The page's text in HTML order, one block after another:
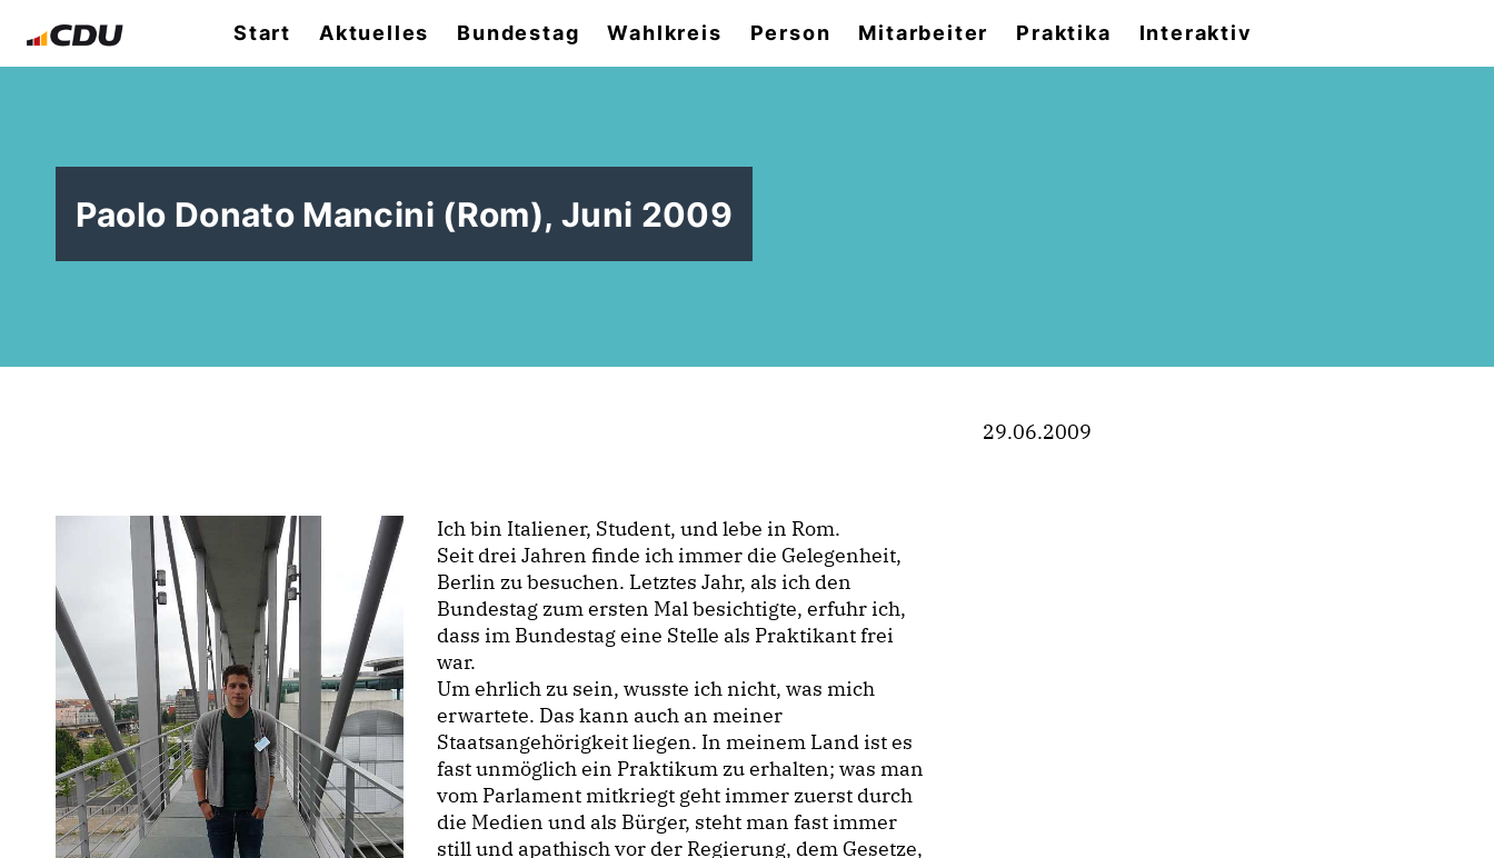
Start Aktuelles Bundestag Wahlkreis Person Mitarbeiter Praktika Interaktiv
Paolo Donato Mancini (Rom), Juni 2009
Ich bin Italiener, Student, und lebe in Rom.
Seit drei Jahren finde ich immer die Gelegenheit,
Berlin zu besuchen. Letztes Jahr, als ich den
Bundestag zum ersten Mal besichtigte, erfuhr ich,
dass im Bundestag eine Stelle als Praktikant frei
war.
Um ehrlich zu sein, wusste ich nicht, was mich
erwartete. Das kann auch an meiner
Staatsangehörigkeit liegen. In meinem Land ist es
fast unmöglich ein Praktikum zu erhalten; was man
vom Parlament mitkriegt geht immer zuerst durch
die Medien und als Bürger, steht man fast immer
still und apathisch vor der Regierung, dem Gesetze,
29.06.2009